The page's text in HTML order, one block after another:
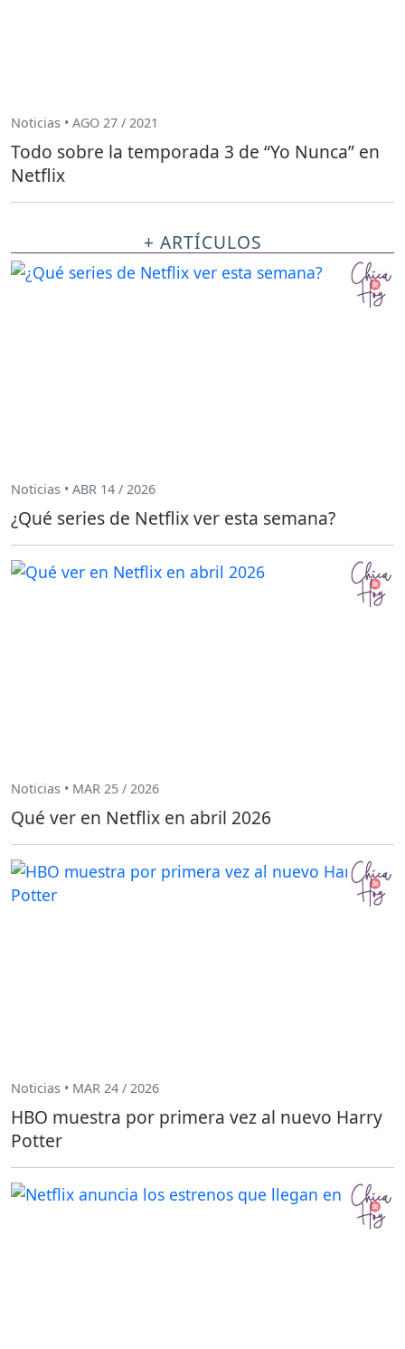
Noticias • AGO 27 / 2021
Todo sobre la temporada 3 de “Yo Nunca” en
Netflix
+ ARTÍCULOS
Noticias • ABR 14 / 2026
¿Qué series de Netflix ver esta semana?
Noticias • MAR 25 / 2026
Qué ver en Netflix en abril 2026
Noticias • MAR 24 / 2026
HBO muestra por primera vez al nuevo Harry
Potter